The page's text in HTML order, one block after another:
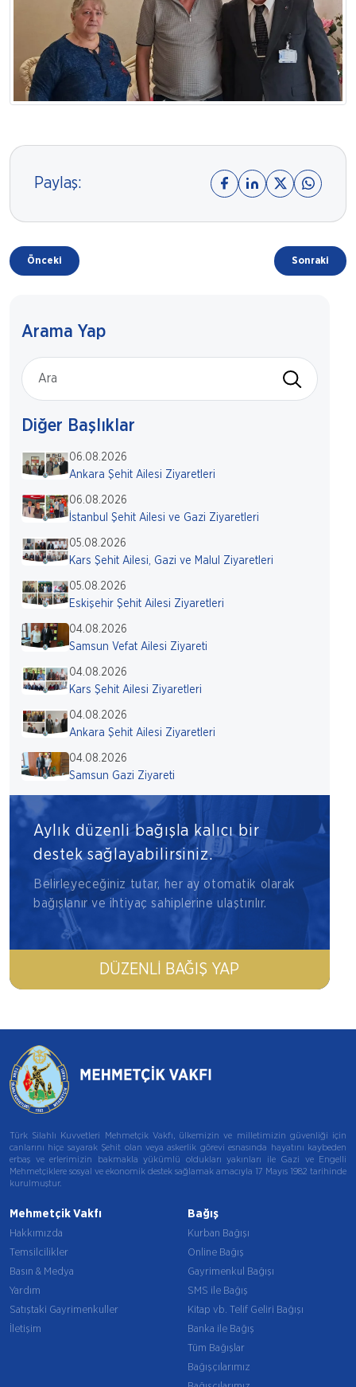
Paylaş:
Önceki Sonraki
Arama Yap
Diğer Başlıklar
06.08.2026
Ankara Şehit Ailesi Ziyaretleri
06.08.2026
İstanbul Şehit Ailesi ve Gazi Ziyaretleri
05.08.2026
Kars Şehit Ailesi, Gazi ve Malul Ziyaretleri
05.08.2026
Eskişehir Şehit Ailesi Ziyaretleri
04.08.2026
Samsun Vefat Ailesi Ziyareti
04.08.2026
Kars Şehit Ailesi Ziyaretleri
04.08.2026
Ankara Şehit Ailesi Ziyaretleri
04.08.2026
Samsun Gazi Ziyareti
Aylık düzenli bağışla kalıcı bir
destek sağlayabilirsiniz.
Belirleyeceğiniz tutar, her ay otomatik olarak
bağışlanır ve ihtiyaç sahiplerine ulaştırılır.
DÜZENLI BAĞIŞ YAP
Türk Silahlı Kuvvetleri Mehmetçik Vakfı, ülkemizin ve milletimizin güvenliği için
canlarını hiçe sayarak Şehit olan veya askerlik görevi esnasında hayatını kaybeden
erbaş ve erlerimizin bakmakla yükümlü oldukları yakınları ile Gazi ve Engelli
Mehmetçiklere sosyal ve ekonomik destek sağlamak amacıyla 17 Mayıs 1982 tarihinde
kurulmuştur.
Mehmetçik Vakfı
Hakkımızda
Temsilcilikler
Basın & Medya
Yardım
Satıştaki Gayrimenkuller
İletişim
Bağış
Kurban Bağışı
Online Bağış
Gayrimenkul Bağışı
SMS ile Bağış
Kitap vb. Telif Geliri Bağışı
Banka ile Bağış
Tüm Bağışlar
Bağışçılarımız